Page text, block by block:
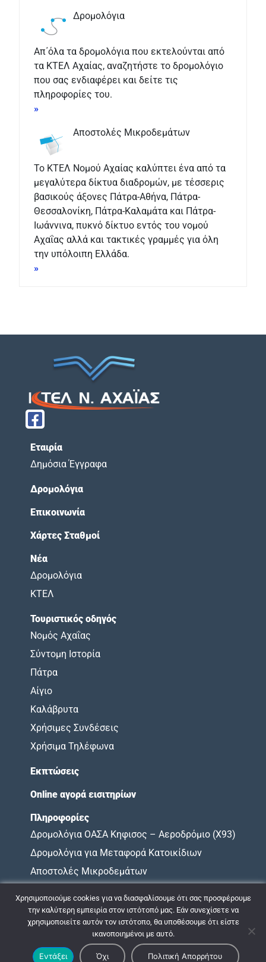
Δρομολόγια
Απ΄όλα τα δρομολόγια που εκτελούνται από
τα ΚΤΕΛ Αχαίας, αναζητήστε το δρομολόγιο
που σας ενδιαφέρει και δείτε τις
πληροφορίες του.
»
Αποστολές Μικροδεμάτων
Το ΚΤΕΛ Νομού Αχαίας καλύπτει ένα από τα
μεγαλύτερα δίκτυα διαδρομών, με τέσσερις
βασικούς άξονες Πάτρα-Αθήνα, Πάτρα-
Θεσσαλονίκη, Πάτρα-Καλαμάτα και Πάτρα-
Ιωάννινα, πυκνό δίκτυο εντός του νομού
Αχαΐας αλλά και τακτικές γραμμές για όλη
την υπόλοιπη Ελλάδα.
»
Εταιρία
Δημόσια Έγγραφα
Δρομολόγια
Επικοινωνία
Χάρτες Σταθμοί
Νέα
Δρομολόγια
ΚΤΕΛ
Τουριστικός οδηγός
Νομός Αχαΐας
Σύντομη Ιστορία
Πάτρα
Αίγιο
Καλάβρυτα
Χρήσιμες Συνδέσεις
Χρήσιμα Τηλέφωνα
Εκπτώσεις
Online αγορά εισιτηρίων
Πληροφορίες
Δρομολόγια ΟΑΣΑ Κηφισος – Αεροδρόμιο (X93)
Δρομολόγια για Μεταφορά Κατοικίδιων
Αποστολές Μικροδεμάτων
Χάρτης Υποχρεώσεων
© 2009 - 2026 ΚΤΕΛ ΝΟΜΟΥ ΑΧΑΪΑΣ |Πολιτική Απορρήτου
Σχεδιασμός & Ανάπτυξη:
ΙΜΕ Πληροφορική
Χρησιμοποιούμε cookies για να διασφαλίσουμε ότι σας προσφέρουμε
την καλύτερη εμπειρία στον ιστότοπό μας. Εάν συνεχίσετε να
χρησιμοποιείτε αυτόν τον ιστότοπο, θα υποθέσουμε ότι είστε
ικανοποιημένοι με αυτό.
Εντάξει Όχι Πολιτική Απορρήτου